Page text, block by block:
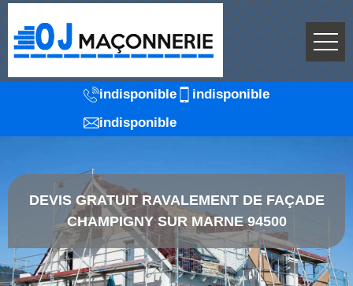
indisponible
indisponible
indisponible
DEVIS GRATUIT RAVALEMENT DE FAÇADE
CHAMPIGNY SUR MARNE 94500